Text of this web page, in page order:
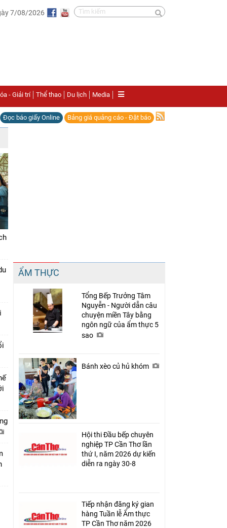
7/08/2026
- Giải trí Thể thao Du lịch Media
Đọc báo giấy Online Bảng giá quảng cáo - Đặt báo
Chia sẻ
Facebook
ẨM THỰC
Tổng Bếp Trưởng Tâm
Nguyễn - Người dẫn câu
chuyện miền Tây bằng
ngôn ngữ của ẩm thực 5
sao
Bánh xèo củ hủ khóm
Hội thi Đầu bếp chuyên
nghiệp TP Cần Thơ lần
thứ I, năm 2026 dự kiến
diễn ra ngày 30-8
Tiếp nhận đăng ký gian
hàng Tuần lễ Ẩm thực
TP Cần Thơ năm 2026